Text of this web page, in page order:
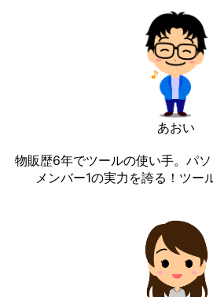
あおい
物販歴6年でツールの使い手。パ
メンバー1の実力を誇る！ツー